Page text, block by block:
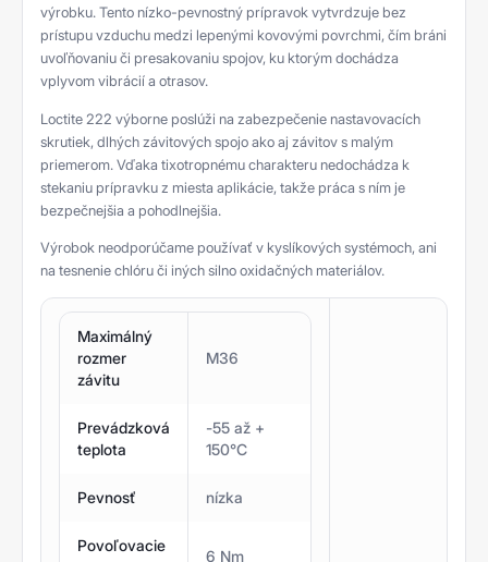
výrobku. Tento nízko-pevnostný prípravok vytvrdzuje bez
prístupu vzduchu medzi lepenými kovovými povrchmi, čím bráni
uvoľňovaniu či presakovaniu spojov, ku ktorým dochádza
vplyvom vibrácií a otrasov.
Loctite 222 výborne poslúži na zabezpečenie nastavovacích
skrutiek, dlhých závitových spojo ako aj závitov s malým
priemerom. Vďaka tixotropnému charakteru nedochádza k
stekaniu prípravku z miesta aplikácie, takže práca s ním je
bezpečnejšia a pohodlnejšia.
Výrobok neodporúčame používať v kyslíkových systémoch, ani
na tesnenie chlóru či iných silno oxidačných materiálov.
Maximálný
rozmer
závitu
M36
Prevádzková
teplota
-55 až +
150°C
Pevnosť nízka
Povoľovacie
6 Nm